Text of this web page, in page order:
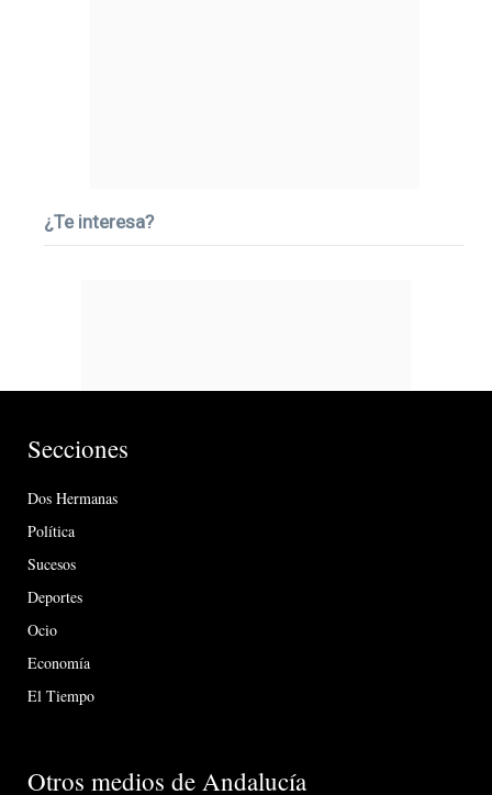
¿Te interesa?
Secciones
Dos Hermanas
Política
Sucesos
Deportes
Ocio
Economía
El Tiempo
Otros medios de Andalucía